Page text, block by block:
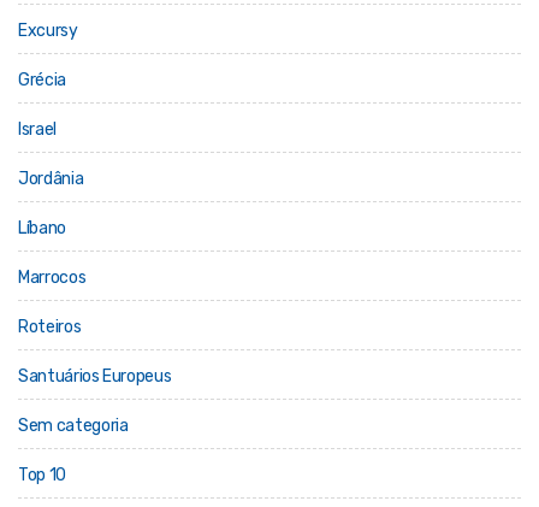
Excursy
Grécia
Israel
Jordânia
Líbano
Marrocos
Roteiros
Santuários Europeus
Sem categoria
Top 10